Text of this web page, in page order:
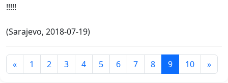
!!!!!
(Sarajevo, 2018-07-19)
« 1 2 3 4 5 6 7 8 9 10 »